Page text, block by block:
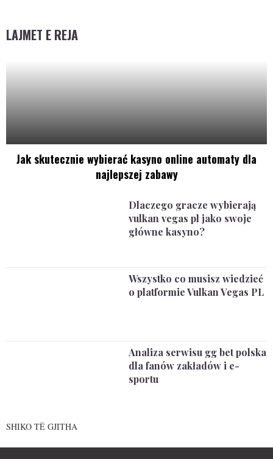
LAJMET E REJA
Jak skutecznie wybierać kasyno online automaty dla
najlepszej zabawy
Dlaczego gracze wybierają
vulkan vegas pl jako swoje
główne kasyno?
Wszystko co musisz wiedzieć
o platformie Vulkan Vegas PL
Analiza serwisu gg bet polska
dla fanów zakładów i e-
sportu
SHIKO TË GJITHA